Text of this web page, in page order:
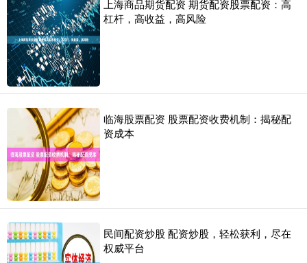
上海商品期货配资 期货配资股票配资：高
杠杆，高收益，高风险
临海股票配资 股票配资收费机制：揭秘配
资成本
民间配资炒股 配资炒股，轻松获利，尽在
权威平台